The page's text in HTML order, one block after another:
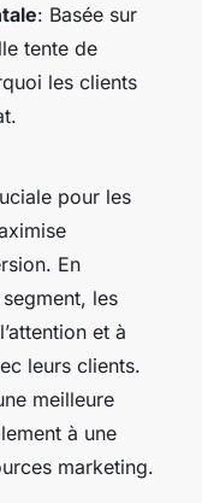
: Basée sur
tente de
les clients
pour les
En
les
et à
leurs clients.
meilleure
à une
marketing.